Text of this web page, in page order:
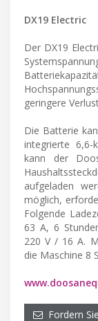
DX19 Electric
Der DX19
geringere
Die Batterie
integrierte 6,6-
kann der
aufgeladen
möglich,
Folgende
63 A, 6
220 V / 16 A.
die Maschine 8
Fordern